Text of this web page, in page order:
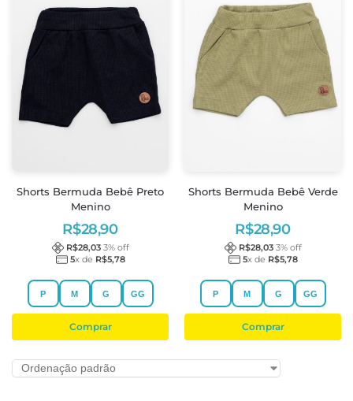
Shorts Bermuda Bebê Preto
Menino
R$28,90
R$28,03 3% off
5x de R$5,78
P M G GG
Comprar
Shorts Bermuda Bebê Verde
Menino
R$28,90
R$28,03 3% off
5x de R$5,78
P M G GG
Comprar